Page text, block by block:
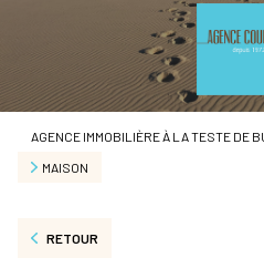
AGENCE IMMOBILIÈRE À LA TESTE DE
MAISON
RETOUR